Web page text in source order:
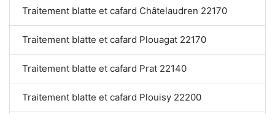
Traitement blatte et cafard Châtelaudren 22170
Traitement blatte et cafard Plouagat 22170
Traitement blatte et cafard Prat 22140
Traitement blatte et cafard Plouisy 22200